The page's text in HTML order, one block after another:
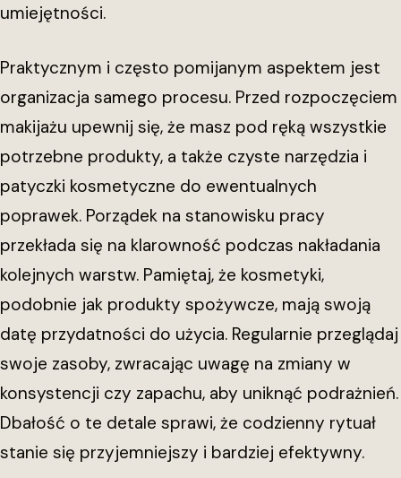
umiejętności.
Praktycznym i często pomijanym aspektem jest
organizacja samego procesu. Przed rozpoczęciem
makijażu upewnij się, że masz pod ręką wszystkie
potrzebne produkty, a także czyste narzędzia i
patyczki kosmetyczne do ewentualnych
poprawek. Porządek na stanowisku pracy
przekłada się na klarowność podczas nakładania
kolejnych warstw. Pamiętaj, że kosmetyki,
podobnie jak produkty spożywcze, mają swoją
datę przydatności do użycia. Regularnie przeglądaj
swoje zasoby, zwracając uwagę na zmiany w
konsystencji czy zapachu, aby uniknąć podrażnień.
Dbałość o te detale sprawi, że codzienny rytuał
stanie się przyjemniejszy i bardziej efektywny.